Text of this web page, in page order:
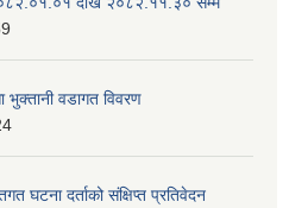
भुक्तानी वडागत विवरण
घटना दर्ताको संक्षिप्त प्रतिवेदन